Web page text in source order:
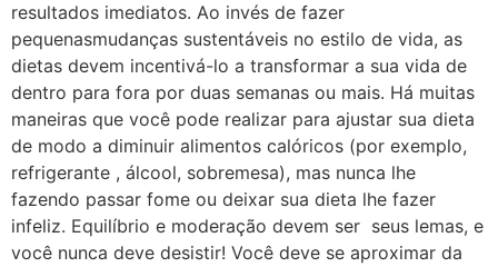
resultados imediatos. Ao invés de fazer
pequenasmudanças sustentáveis ​​no estilo de vida, as
dietas devem incentivá-lo a transformar a sua vida de
dentro para fora por duas semanas ou mais. Há muitas
maneiras que você pode realizar para ajustar sua dieta
de modo a diminuir alimentos calóricos (por exemplo,
refrigerante , álcool, sobremesa), mas nunca lhe
fazendo passar fome ou deixar sua dieta lhe fazer
infeliz. Equilíbrio e moderação devem ser seus lemas, e
você nunca deve desistir! Você deve se aproximar da